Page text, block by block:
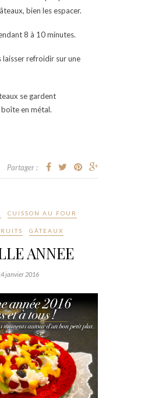
bien les espacer.
8 à 10 minutes.
refroidir sur une
se gardent
en métal.
Partager :
CUISSON AU FOUR
GÂTEAUX
ANNEE
janvier 2016